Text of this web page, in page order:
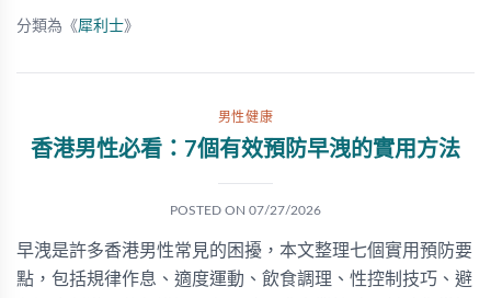
分類為《犀利士》
男性健康
香港男性必看：7個有效預防早洩的實用方法
POSTED ON 07/27/2026
早洩是許多香港男性常見的困擾，本文整理七個實用預防要
點，包括規律作息、適度運動、飲食調理、性控制技巧、避